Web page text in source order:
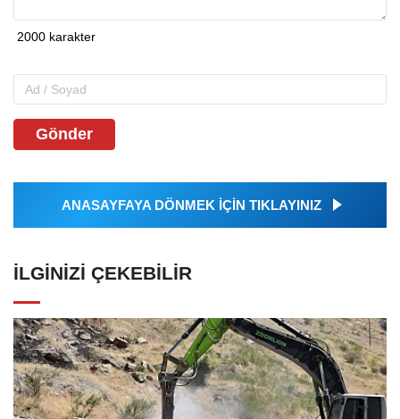
Gönder
ANASAYFAYA DÖNMEK İÇİN TIKLAYINIZ
İLGINIZI ÇEKEBILIR